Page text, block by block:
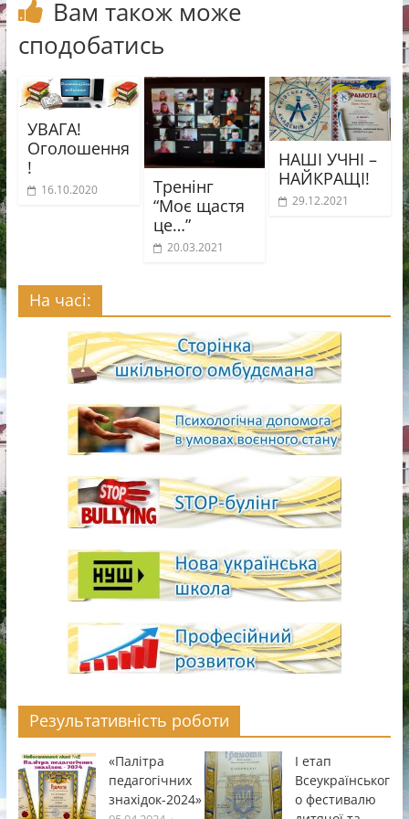
Вам також може
сподобатись
УВАГА!
Оголошення
!
16.10.2020
Тренінг
“Моє щастя
це…”
20.03.2021
НАШІ УЧНІ –
НАЙКРАЩІ!
29.12.2021
На часі:
Результативність роботи
«Палітра
педагогічних
знахідок-2024»
І етап
Всеукраïнськог
о фестивалю